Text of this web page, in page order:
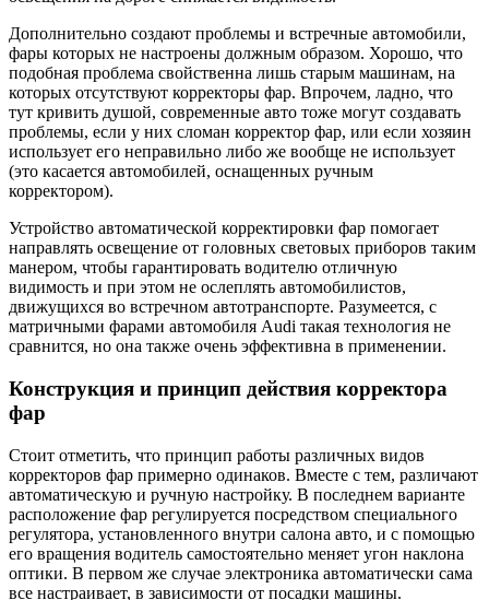
Дополнительно создают проблемы и встречные автомобили,
фары которых не настроены должным образом. Хорошо, что
подобная проблема свойственна лишь старым машинам, на
которых отсутствуют корректоры фар. Впрочем, ладно, что
тут кривить душой, современные авто тоже могут создавать
проблемы, если у них сломан корректор фар, или если хозяин
использует его неправильно либо же вообще не использует
(это касается автомобилей, оснащенных ручным
корректором).
Устройство автоматической корректировки фар помогает
направлять освещение от головных световых приборов таким
манером, чтобы гарантировать водителю отличную
видимость и при этом не ослеплять автомобилистов,
движущихся во встречном автотранспорте. Разумеется, с
матричными фарами автомобиля Audi такая технология не
сравнится, но она также очень эффективна в применении.
Конструкция и принцип действия корректора
фар
Стоит отметить, что принцип работы различных видов
корректоров фар примерно одинаков. Вместе с тем, различают
автоматическую и ручную настройку. В последнем варианте
расположение фар регулируется посредством специального
регулятора, установленного внутри салона авто, и с помощью
его вращения водитель самостоятельно меняет угон наклона
оптики. В первом же случае электроника автоматически сама
все настраивает, в зависимости от посадки машины.